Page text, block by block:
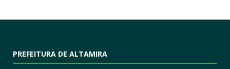
PREFEITURA DE ALTAMIRA